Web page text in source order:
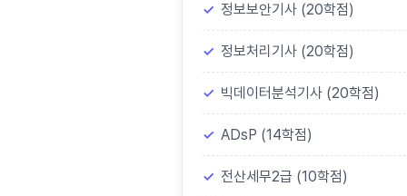
정보보안기사 (20학점)
정보처리기사 (20학점)
빅데이터분석기사 (20학점)
ADsP (14학점)
전산세무2급 (10학점)